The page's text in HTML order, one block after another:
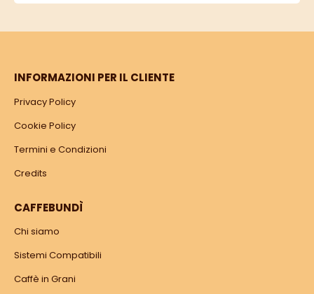
INFORMAZIONI PER IL CLIENTE
Privacy Policy
Cookie Policy
Termini e Condizioni
Credits
CAFFEBUNDÌ
Chi siamo
Sistemi Compatibili
Caffè in Grani